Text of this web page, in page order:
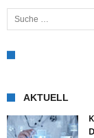
Suche nach:
AKTUELL